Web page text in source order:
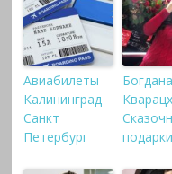
Авиабилеты
Калининград
Санкт
Петербург
Богдана
подарки